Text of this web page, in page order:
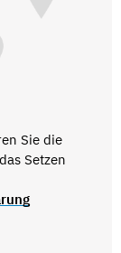
Sie die
Setzen